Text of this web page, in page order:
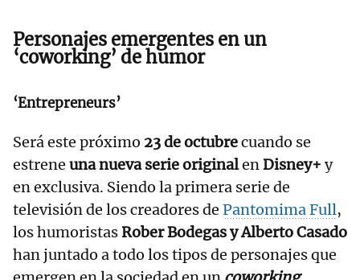
Personajes emergentes en un
‘coworking’ de humor
‘Entrepreneurs’
Será este próximo 23 de octubrecuando se
estrene una nueva serie originalenDisney+ y
en exclusiva. Siendo la primera serie de
televisión de los creadores de Pantomima Full,
los humoristasRober Bodegas y Alberto Casado
han juntado a todo los tipos de personajes que